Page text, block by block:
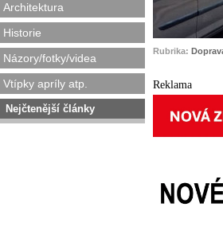
Architektura
Historie
Názory/fotky/videa
Vtípky apríly atp.
Nejčtenější články
Rubrika:
Reklama